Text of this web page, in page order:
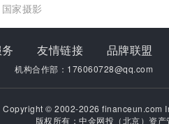
国家摄影
友情链接 品牌联盟
机构合作部：176060728@qq.com
Copyright © 2002-2026 financeun.com
版权所有：中金网投（北京）资